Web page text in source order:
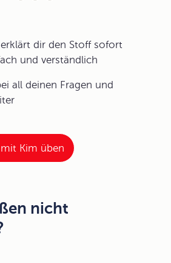
dir den Stoff sofort
und verständlich
all deinen Fragen und
Kim üben
nicht